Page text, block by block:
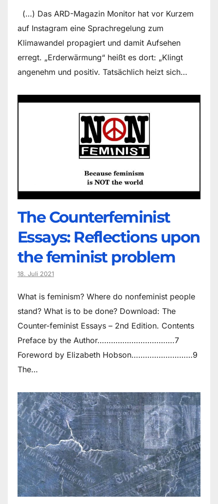
(…) Das ARD-Magazin Monitor hat vor Kurzem
auf Instagram eine Sprachregelung zum
Klimawandel propagiert und damit Aufsehen
erregt. „Erderwärmung“ heißt es dort: „Klingt
angenehm und positiv. Tatsächlich heizt sich…
The Counter­feminist
Essays: Reflections upon
the feminist problem
18. Juli 2021
What is feminism? Where do non­feminist people
stand? What is to be done? Download: The
Counter-feminist Essays – 2nd Edition. Contents
Preface by the Author…………………………….7
Foreword by Elizabeth Hobson………………………9
The…